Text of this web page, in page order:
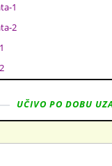
1
2
UČIVO PO DOBU